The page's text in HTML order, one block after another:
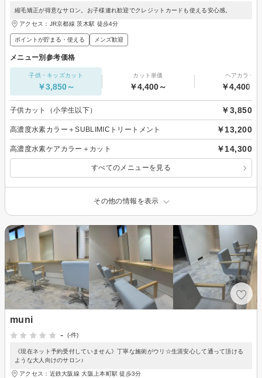
縮毛矯正が得意なサロン。お子様連れ歓迎でクレジットカードも使える安心感。
アクセス：JR京都線 茨木駅 徒歩4分
ポイントが貯まる・使える メンズ歓迎
メニュー別参考価格
子供・キッズカット
￥3,850～
カット単価
￥4,400～
ヘアカラー
￥4,400～
子供カット（小学生以下） ￥3,850
高濃度水素カラー＋SUBLIMICトリートメント ￥13,200
高濃度水素ケアカラー＋カット ￥14,300
すべてのメニューを見る
その他の情報を表示
muni
-
(-件)
《現在ネット予約受付していません》丁寧な施術がウリ☆生涯安心して通って頂ける
ような大人向けのサロン♪
アクセス：近鉄大阪線 大阪上本町駅 徒歩3分